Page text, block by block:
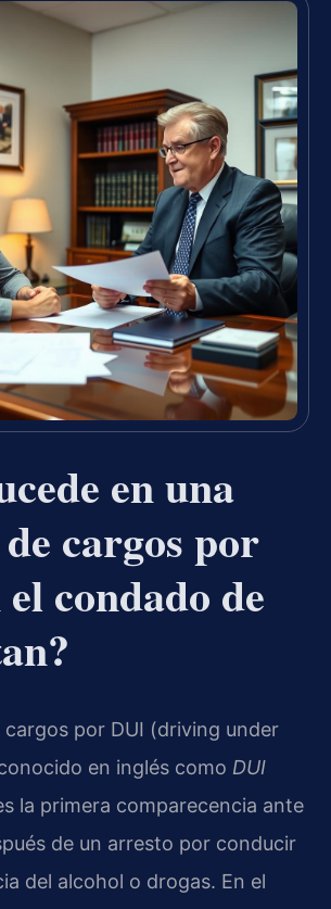
en una
cargos por
condado de
cargos por DUI (driving under
en inglés como DUI
la primera comparecencia ante
de un arresto por conducir
del alcohol o drogas. En el